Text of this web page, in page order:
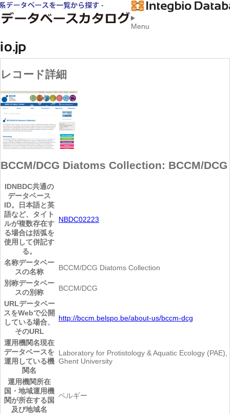
Menu
レコード詳細
BCCM/DCG Diatoms Collection: BCCM/DCG
IDNBDC共通の
データベース
ID。日本語と英
語など、タイト
ルが複数存在す
る場合は括弧を
使用して併記す
る。
NBDC02223
名称データベー
スの名称
BCCM/DCG Diatoms Collection
別称データベー
スの別称
BCCM/DCG
URLデータベー
スをWebで公開
している場合、
そのURL
http://bccm.belspo.be/about-us/bccm-dcg
運用機関名現在
データベースを
運用している機
関名
Laboratory for Protistology & Aquatic Ecology (PAE),
Ghent University
運用機関所在
国・地域運用機
関が所在する国
及び地域名
ベルギー